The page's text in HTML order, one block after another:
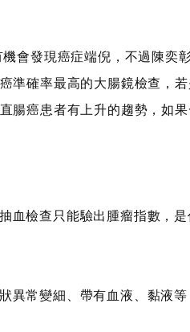
會發現癌症端倪，不過陳奕
準確率最高的大腸鏡檢查，
腸癌患者有上升的趨勢，如
血檢查只能驗出腫瘤指數，
異常變細、帶有血液、黏液